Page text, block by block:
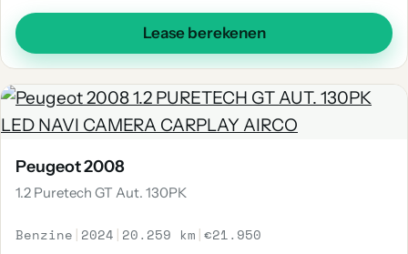
Lease berekenen
Peugeot 2008
1.2 Puretech GT Aut. 130PK
Benzine | 2024 | 20.259 km |€21.950